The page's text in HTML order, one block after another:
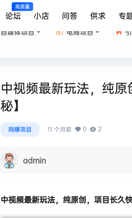
高质量
论坛 小店 问答 供求 专
自媒体项目 电商项目
中视频最新玩法，纯
秘】
网赚项目 11 个月前 0 2
admin
中视频最新玩法，纯原创，项目长久